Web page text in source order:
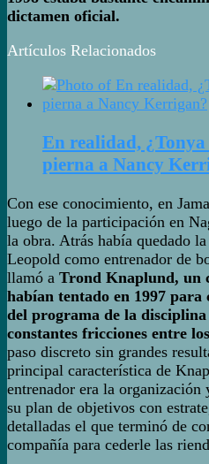
dictamen oficial.
Artículos Relacionados
En realidad,
pierna a Nancy
Con ese conocimiento, en
luego de la participación en
la obra. Atrás había quedado
Leopold como entrenador de
llamó a Trond Knaplund, un
habían tentado en 1997 para
del programa de la
constantes fricciones entre
paso discreto sin grandes
principal característica de
entrenador era la
su plan de objetivos con
detalladas el que terminó de
compañía para cederle las